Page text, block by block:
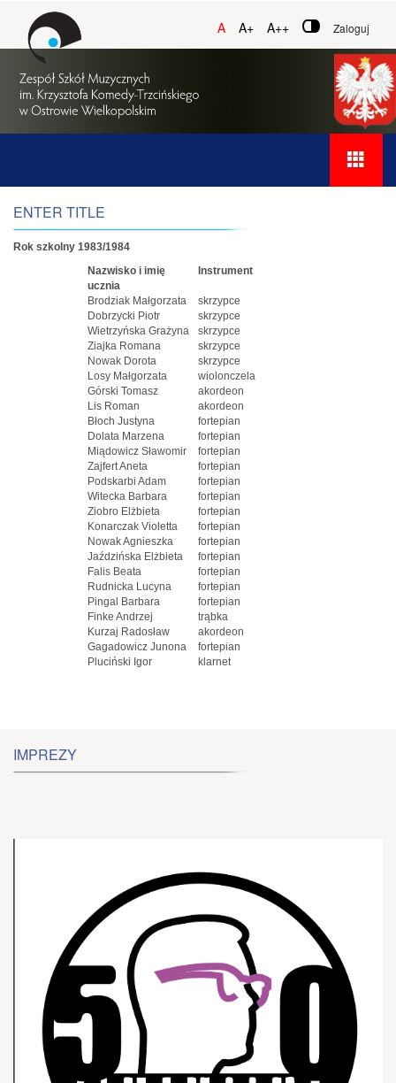
A A+ A++ Zaloguj
ENTER TITLE
Rok szkolny 1983/1984
Nazwisko i imię
ucznia
Instrument
Brodziak Małgorzata
skrzypce
Dobrzycki Piotr
skrzypce
Wietrzyńska Grażyna
skrzypce
Ziajka Romana
skrzypce
Nowak Dorota
skrzypce
Losy Małgorzata
wiolonczela
Górski Tomasz
akordeon
Lis Roman
akordeon
Błoch Justyna
fortepian
Dolata Marzena
fortepian
Miądowicz Sławomir
fortepian
Zajfert Aneta
fortepian
Podskarbi Adam
fortepian
Witecka Barbara
fortepian
Ziobro Elżbieta
fortepian
Konarczak Violetta
fortepian
Nowak Agnieszka
fortepian
Jaździńska Elżbieta
fortepian
Falis Beata
fortepian
Rudnicka Lucyna
fortepian
Pingal Barbara
fortepian
Finke Andrzej
trąbka
Kurzaj Radosław
akordeon
Gagadowicz Junona
fortepian
Pluciński Igor
klarnet
IMPREZY